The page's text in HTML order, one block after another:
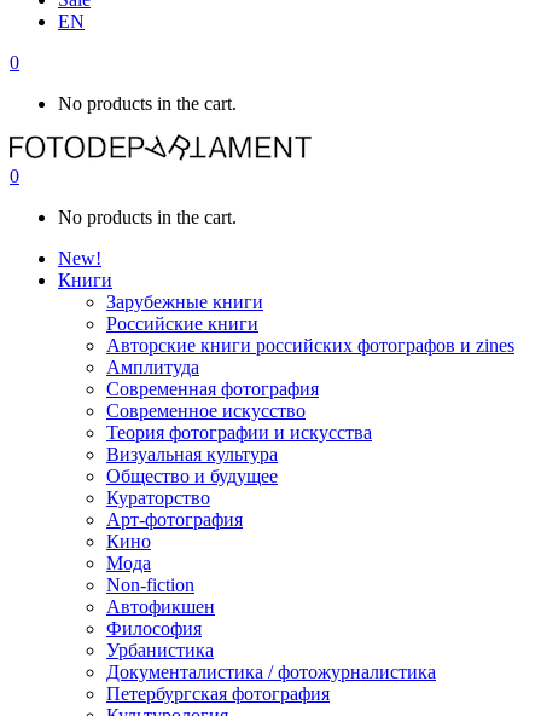
EN
0
No products in the cart.
0
No products in the cart.
New!
Книги
Зарубежные книги
Российские книги
Авторские книги российских фотографов и zines
Амплитуда
Современная фотография
Современное искусство
Теория фотографии и искусства
Визуальная культура
Общество и будущее
Кураторство
Арт-фотография
Кино
Мода
Non-fiction
Автофикшен
Философия
Урбанистика
Документалистика / фотожурналистика
Петербургская фотография